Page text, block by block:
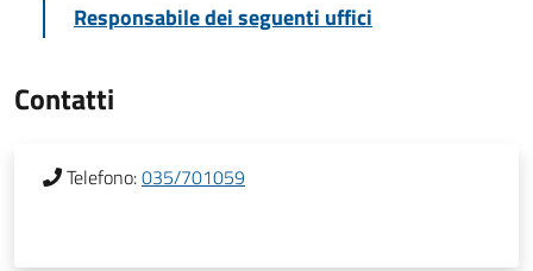
Responsabile dei seguenti uffici
Contatti
Telefono:035/701059